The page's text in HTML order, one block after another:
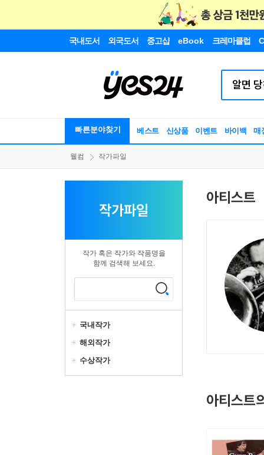
국내도서 외국도서 중고샵 eBook 크레마클럽
빠른분야찾기 베스트 신상품 이벤트 바이백 매
웰컴 작가파일
작가파일
작가 혹은 작가와 작품명을
함께 검색해 보세요.
국내작가
해외작가
수상작가
아티스트
아티스트